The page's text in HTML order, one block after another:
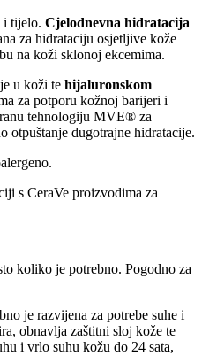
i tijelo. Cjelodnevna hidratacija
za hidrataciju osjetljive kože
na koži sklonoj ekcemima.
u koži te hijaluronskom
za potporu kožnoj barijeri i
tehnologiju MVE® za
otpuštanje dugotrajne hidratacije.
s CeraVe proizvodima za
koliko je potrebno. Pogodno za
je razvijena za potrebe suhe i
obnavlja zaštitni sloj kože te
i vrlo suhu kožu do 24 sata,